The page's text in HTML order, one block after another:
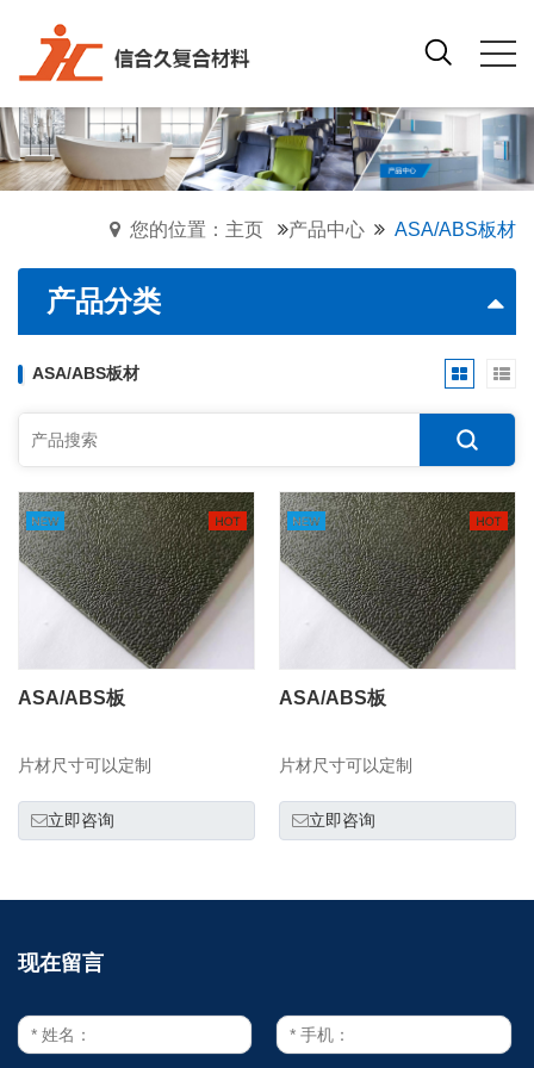
您的位置：主页 产品中心 ASA/ABS板材
产品分类
ASA/ABS板材
ASA/ABS板
片材尺寸可以定制
立即咨询
ASA/ABS板
片材尺寸可以定制
立即咨询
现在留言